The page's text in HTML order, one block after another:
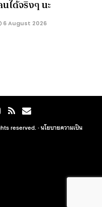
ได้จริงๆ นะ
6 August 2026
reserved. ·นโยบายความเป็น